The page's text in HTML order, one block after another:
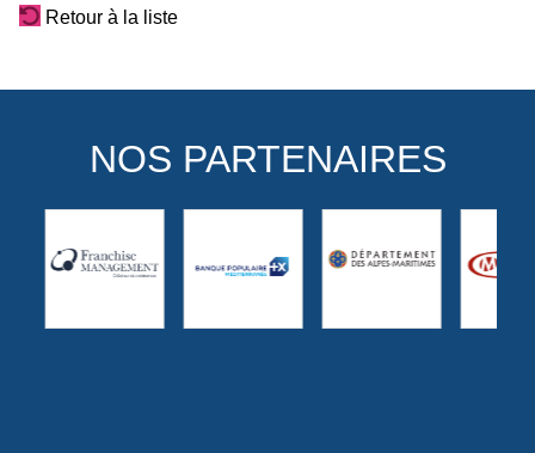
Retour à la liste
NOS PARTENAIRES